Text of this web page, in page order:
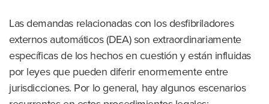
Las demandas relacionadas con los desfibriladores
externos automáticos (DEA) son extraordinariamente
específicas de los hechos en cuestión y están influidas
por leyes que pueden diferir enormemente entre
jurisdicciones. Por lo general, hay algunos escenarios